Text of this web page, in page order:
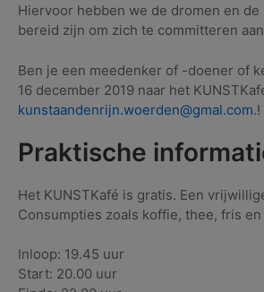
Hiervoor hebben we de dromen en
bereid zijn om zich te committeren
Ben je een meedenker of -doener of
16 december 2019 naar het
kunstaandenrijn.woerden@gmal.com.!
Praktische
Het KUNSTKafé is gratis. Een
Consumpties zoals koffie, thee, fris
Inloop: 19.45 uur
Start: 20.00 uur